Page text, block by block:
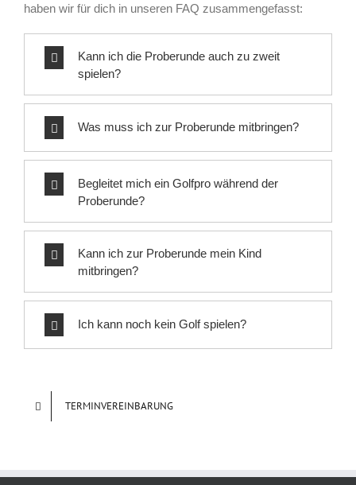
haben wir für dich in unseren FAQ zusammengefasst:
Kann ich die Proberunde auch zu zweit
spielen?
Was muss ich zur Proberunde mitbringen?
Begleitet mich ein Golfpro während der
Proberunde?
Kann ich zur Proberunde mein Kind
mitbringen?
Ich kann noch kein Golf spielen?
TERMINVEREINBARUNG